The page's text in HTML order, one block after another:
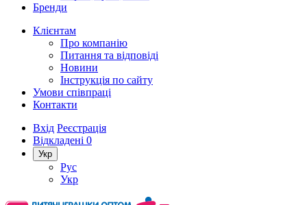
Бренди
Клієнтам
Про компанію
Питання та відповіді
Новини
Інструкція по сайту
Умови співпраці
Контакти
Вхід Реєстрація
Відкладені 0
Укр
Рус
Укр